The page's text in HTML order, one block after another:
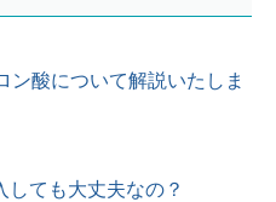
ン酸について解説いたしま
しても大丈夫なの？